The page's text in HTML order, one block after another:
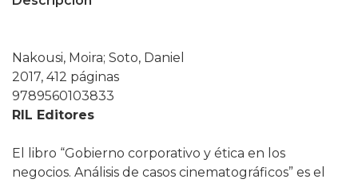
Nakousi, Moira; Soto, Daniel
2017, 412 páginas
9789560103833
RIL Editores
El libro “Gobierno corporativo y ética en los
negocios. Análisis de casos cinematográficos” es el